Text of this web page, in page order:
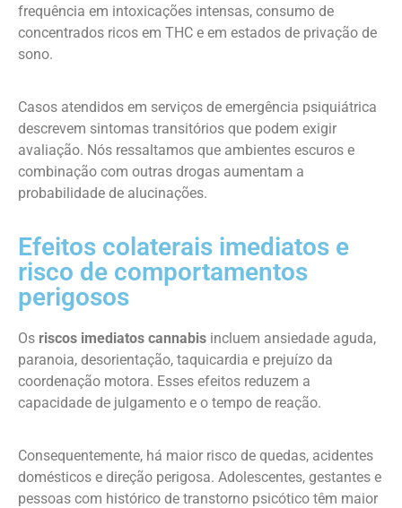
frequência em intoxicações intensas, consumo de
concentrados ricos em THC e em estados de privação de
sono.
Casos atendidos em serviços de emergência psiquiátrica
descrevem sintomas transitórios que podem exigir
avaliação. Nós ressaltamos que ambientes escuros e
combinação com outras drogas aumentam a
probabilidade de alucinações.
Efeitos colaterais imediatos e
risco de comportamentos
perigosos
Os riscos imediatos cannabis incluem ansiedade aguda,
paranoia, desorientação, taquicardia e prejuízo da
coordenação motora. Esses efeitos reduzem a
capacidade de julgamento e o tempo de reação.
Consequentemente, há maior risco de quedas, acidentes
domésticos e direção perigosa. Adolescentes, gestantes e
pessoas com histórico de transtorno psicótico têm maior